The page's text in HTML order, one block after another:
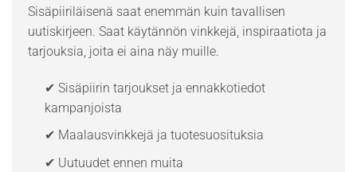
Sisäpiiriläisenä saat enemmän kuin tavallisen
uutiskirjeen. Saat käytännön vinkkejä, inspiraatiota ja
tarjouksia, joita ei aina näy muille.
✔ Sisäpiirin tarjoukset ja ennakkotiedot
kampanjoista
✔ Maalausvinkkejä ja tuotesuosituksia
✔ Uutuudet ennen muita